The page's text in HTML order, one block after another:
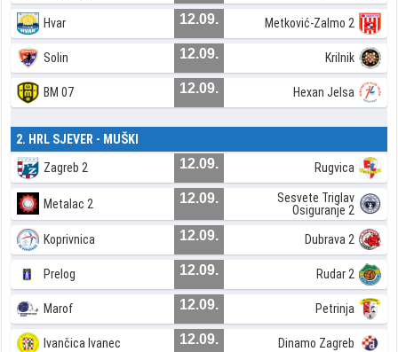
Hvar 12.09. Metković-Zalmo 2
Solin 12.09. Krilnik
BM 07 12.09. Hexan Jelsa
2. HRL SJEVER - MUŠKI
Zagreb 2 12.09. Rugvica
Metalac 2 12.09.
Sesvete Triglav
Osiguranje 2
Koprivnica 12.09. Dubrava 2
Prelog 12.09. Rudar 2
Marof 12.09. Petrinja
Ivančica Ivanec 12.09. Dinamo Zagreb